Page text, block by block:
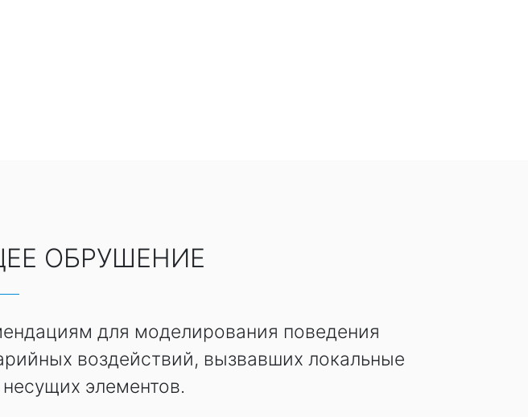
ОБРУШЕНИЕ
для моделирования поведения
воздействий, вызвавших локальные
элементов.